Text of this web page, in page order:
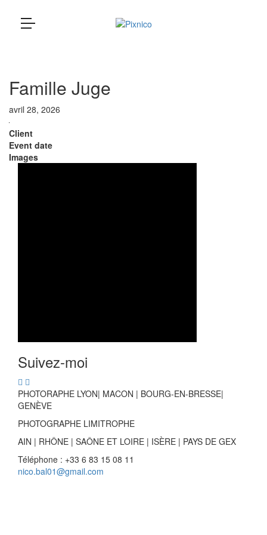
loading...
Famille Juge
avril 28, 2026
Client
Event date
Images
Suivez-moi
PHOTORAPHE LYON| MACON | BOURG-EN-BRESSE|
GENÈVE
PHOTOGRAPHE LIMITROPHE
AIN | RHÔNE | SAÔNE ET LOIRE | ISÈRE | PAYS DE GEX
Téléphone : +33 6 83 15 08 11
nico.bal01@gmail.com